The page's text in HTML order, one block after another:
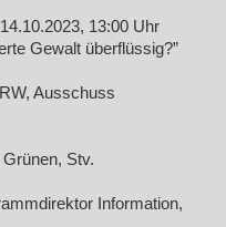
13:00 Uhr
Gewalt überflüssig?”
Ausschuss
Stv.
Information,